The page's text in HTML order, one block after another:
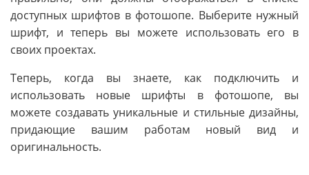
доступных шрифтов в фотошопе. Выберите нужный
шрифт, и теперь вы можете использовать его в
своих проектах.
Теперь, когда вы знаете, как подключить и
использовать новые шрифты в фотошопе, вы
можете создавать уникальные и стильные дизайны,
придающие вашим работам новый вид и
оригинальность.